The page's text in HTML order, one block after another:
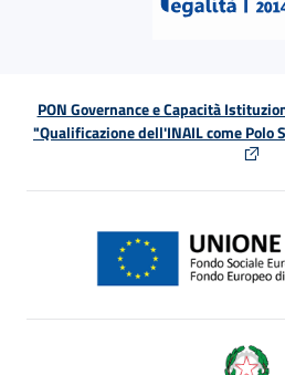
PON Governance e Capacità
"Qualificazione dell'INAIL come Polo